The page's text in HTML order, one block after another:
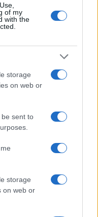
of my
with the
storage
on web or
sent to
storage
on web or
31